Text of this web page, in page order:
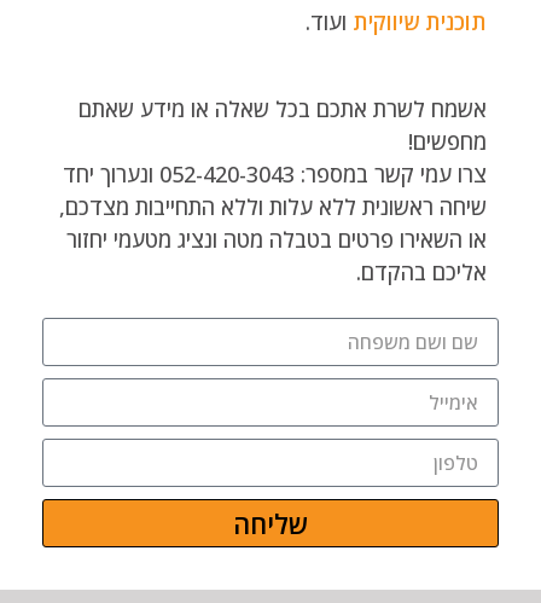
תוכנית שיווקית ועוד.
אשמח לשרת אתכם בכל שאלה או מידע שאתם
מחפשים!
צרו עמי קשר במספר: 052-420-3043 ונערוך יחד
שיחה ראשונית ללא עלות וללא התחייבות מצדכם,
או השאירו פרטים בטבלה מטה ונציג מטעמי יחזור
אליכם בהקדם.
שליחה